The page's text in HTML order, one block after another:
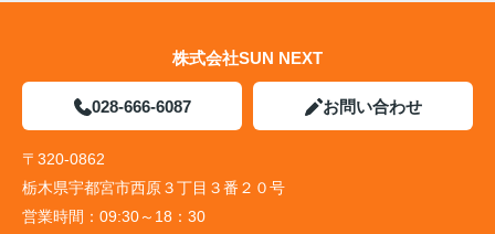
株式会社SUN NEXT
028-666-6087 お問い合わせ
〒320-0862
栃木県宇都宮市西原３丁目３番２０号
営業時間： 09:30～18：30